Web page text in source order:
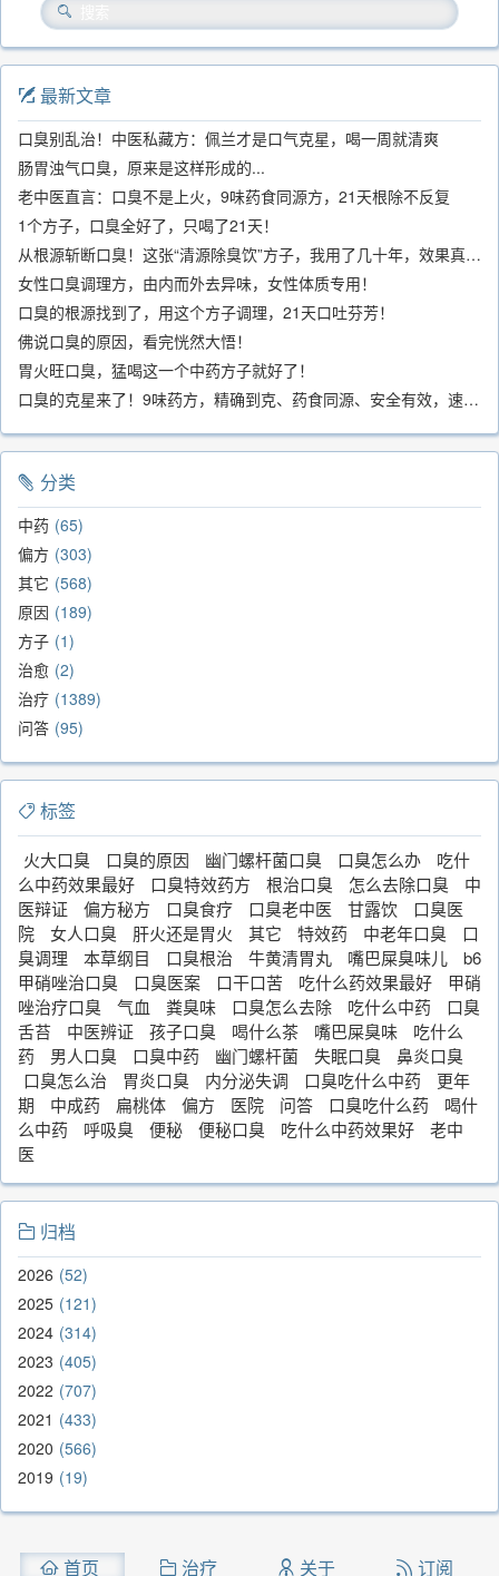
最新文章
口臭别乱治！中医私藏方：佩兰才是口气克星，喝一周就清爽
肠胃浊气口臭，原来是这样形成的...
老中医直言：口臭不是上火，9味药食同源方，21天根除不反复
1个方子，口臭全好了，只喝了21天！
从根源斩断口臭！这张“清源除臭饮”方子，我用了几十年，效果真不错
女性口臭调理方，由内而外去异味，女性体质专用！
口臭的根源找到了，用这个方子调理，21天口吐芬芳！
佛说口臭的原因，看完恍然大悟！
胃火旺口臭，猛喝这一个中药方子就好了！
口臭的克星来了！9味药方，精确到克、药食同源、安全有效，速看！
分类
中药 65
偏方 303
其它 568
原因 189
方子 1
治愈 2
治疗 1389
问答 95
标签
火大口臭 口臭的原因 幽门螺杆菌口臭 口臭怎么办
吃什
么中药效果最好
口臭特效药方 根治口臭 怎么去除口臭
中
医辩证
偏方秘方 口臭食疗 口臭老中医 甘露饮
口臭医
院
女人口臭 肝火还是胃火 其它 特效药 中老年口臭
口
臭调理
本草纲目 口臭根治 牛黄清胃丸 嘴巴屎臭味儿
b6
甲硝唑治口臭
口臭医案 口干口苦 吃什么药效果最好
甲硝
唑治疗口臭
气血 粪臭味 口臭怎么去除 吃什么中药
口臭
舌苔
中医辨证 孩子口臭 喝什么茶 嘴巴屎臭味
吃什么
药
男人口臭 口臭中药 幽门螺杆菌 失眠口臭
鼻炎口臭
口臭怎么治
胃炎口臭 内分泌失调 口臭吃什么中药
更年
期
中成药 扁桃体 偏方 医院 问答 口臭吃什么药
喝什
么中药
呼吸臭 便秘 便秘口臭 吃什么中药效果好
老中
医
归档
2026 52
2025 121
2024 314
2023 405
2022 707
2021
433
2020 566
2019 19
首页 治疗 关于 订阅